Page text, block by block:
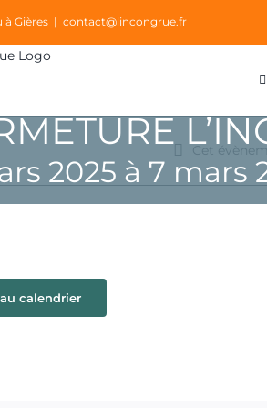
à Gières | contact@lincongrue.fr
Cet
2025 à 7 mars
calendrier